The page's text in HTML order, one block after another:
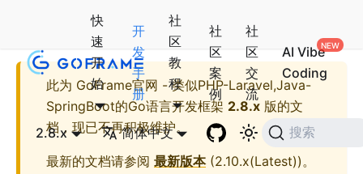
快
速
开
始
开
发
手
册
社
区
教
程
社
区
案
例
社
区
交
流
AI Vibe
Coding
2.8.x 简体中文 搜索
此为 GoFrame官网 - 类似PHP-Laravel,Java-
SpringBoot的Go语言开发框架 2.8.x 版的文
档，现已不再积极维护。
最新的文档请参阅 最新版本(2.10.x(Latest))。